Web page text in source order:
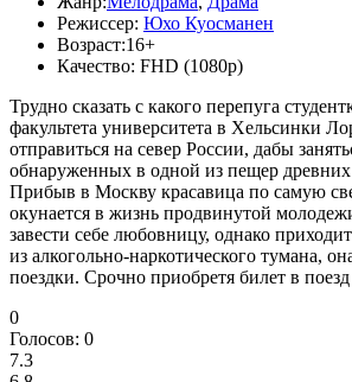
Режиссер: Юхо Куосманен
Возраст:16+
Качество: FHD (1080p)
Трудно сказать с какого перепуга
факультета университета в Хельсинки
отправиться на север России, дабы
обнаруженных в одной из пещер
Прибыв в Москву красавица по самую
окунается в жизнь продвинутой
завести себе любовницу, однако
из алкогольно-наркотического тумана,
поездки. Срочно приобретя билет в
0
Голосов: 0
7.3